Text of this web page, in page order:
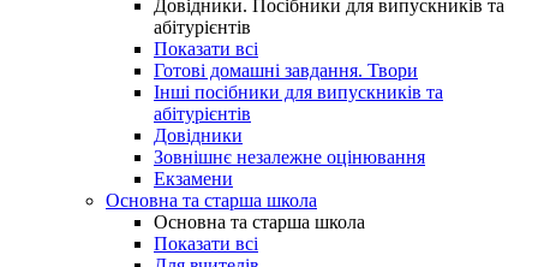
Довідники. Посібники для випускників та
абітурієнтів
Показати всі
Готові домашні завдання. Твори
Інші посібники для випускників та
абітурієнтів
Довідники
Зовнішнє незалежне оцінювання
Екзамени
Основна та старша школа
Основна та старша школа
Показати всі